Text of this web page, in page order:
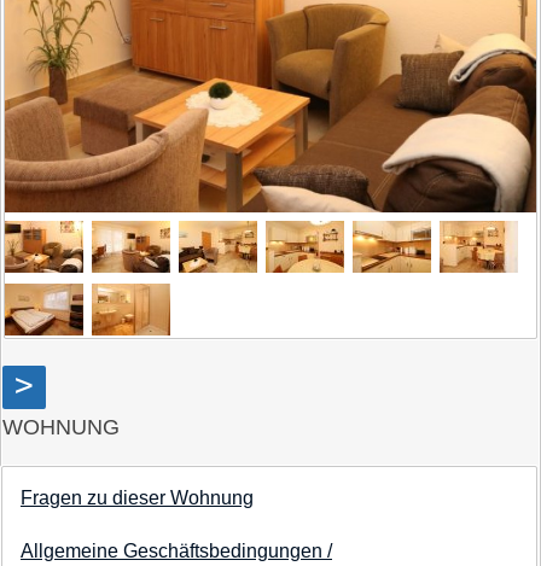
>
WOHNUNG
Fragen zu dieser Wohnung
Allgemeine Geschäftsbedingungen /